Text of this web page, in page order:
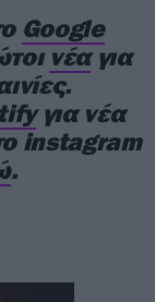
η
Life και
κάτι από
Google
νέαγια
για νέα
instagram
.